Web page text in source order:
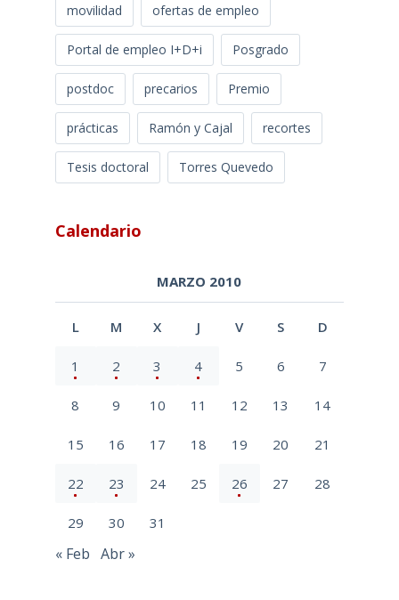
movilidad ofertas de empleo
Portal de empleo I+D+i Posgrado
postdoc precarios Premio
prácticas Ramón y Cajal recortes
Tesis doctoral Torres Quevedo
Calendario
MARZO 2010
L M X J V S D
1 2 3 4 5 6 7
8 9 10 11 12 13 14
15 16 17 18 19 20 21
22 23 24 25 26 27 28
29 30 31
« Feb Abr »